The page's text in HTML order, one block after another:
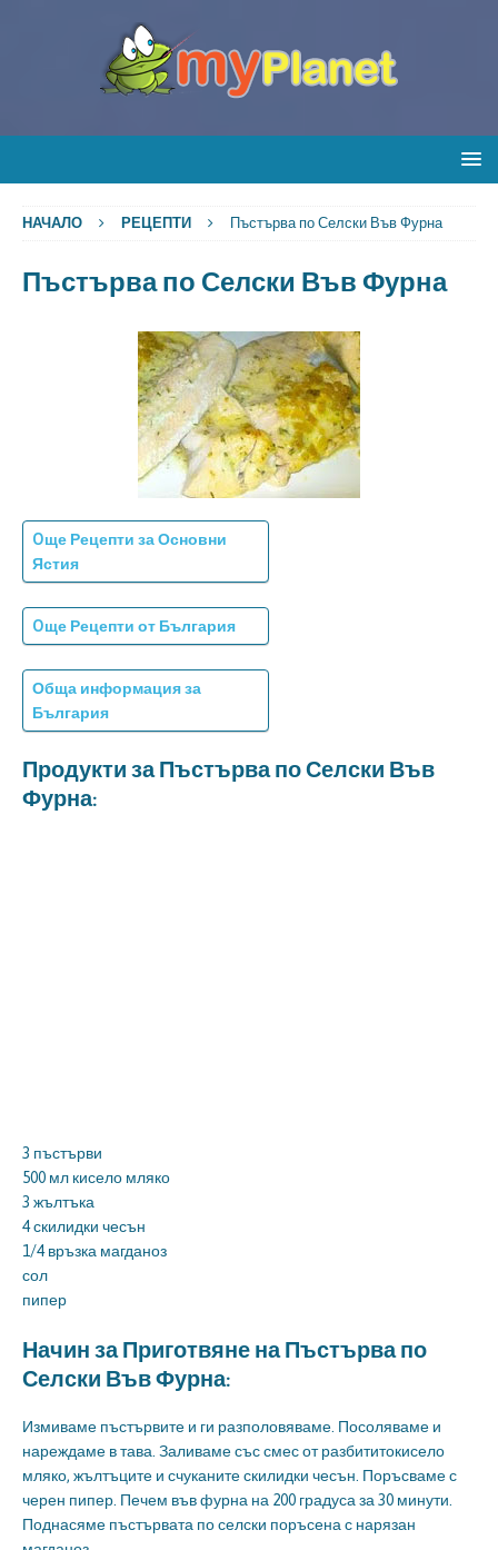
НАЧАЛО РЕЦЕПТИ Пъстърва по Селски Във Фурна
Пъстърва по Селски Във Фурна
Oще Рецепти за Основни
Ястия
Oще Рецепти от България
Обща информация за
България
Продукти за Пъстърва по Селски Във
Фурна:
3 пъстърви
500 мл кисело мляко
3 жълтъка
4 скилидки чесън
1/4 връзка магданоз
сол
пипер
Начин за Приготвяне на Пъстърва по
Селски Във Фурна:
Измиваме пъстървите и ги разполовяваме. Посоляваме и
нареждаме в тава. Заливаме със смес от разбититокисело
мляко, жълтъците и счуканите скилидки чесън. Поръсваме с
черен пипер. Печем във фурна на 200 градуса за 30 минути.
Поднасяме пъстървата по селски поръсена с нарязан